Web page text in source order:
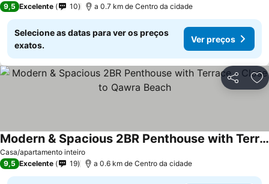
9,5 Excelente 10 a 0.7 km de Centro da cidade
Selecione as datas para ver os preços
exatos.
Ver preços
Partilhar
Casa/apartamento inteiro
Modern & Spacious 2BR Penthouse with Terrace - Close to Qawra Beach
9,5 Excelente 19 a 0.6 km de Centro da cidade